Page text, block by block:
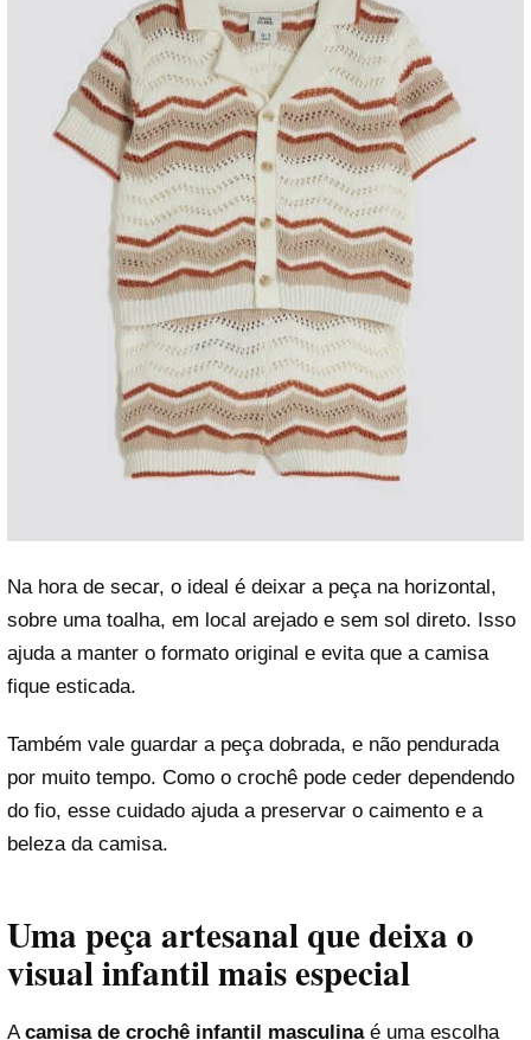
Na hora de secar, o ideal é deixar a peça na horizontal,
sobre uma toalha, em local arejado e sem sol direto. Isso
ajuda a manter o formato original e evita que a camisa
fique esticada.
Também vale guardar a peça dobrada, e não pendurada
por muito tempo. Como o crochê pode ceder dependendo
do fio, esse cuidado ajuda a preservar o caimento e a
beleza da camisa.
Uma peça artesanal que deixa o
visual infantil mais especial
A camisa de crochê infantil masculinaé uma escolha